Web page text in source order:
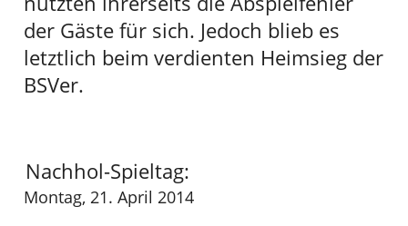
der Gäste für sich. Jedoch blieb es
letztlich beim verdienten Heimsieg der
BSVer.
Nachhol-Spieltag:
Montag, 21. April 2014